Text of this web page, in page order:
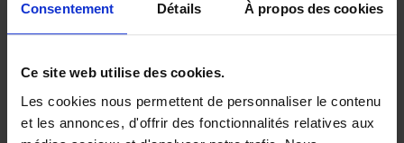
Consentement Détails À propos des cookies
Ce site web utilise des cookies.
Les cookies nous permettent de personnaliser le contenu
et les annonces, d'offrir des fonctionnalités relatives aux
Couverture cartonnée
2025 288